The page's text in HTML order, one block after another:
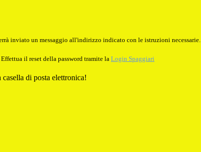
inviato un messaggio all'indirizzo indicato con le istruzioni necessarie.
il reset della password tramite la Login Spaggiari
di posta elettronica!